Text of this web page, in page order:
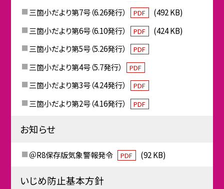
三箇小だより第7号（6.26発行）
PDF
(492 KB)
三箇小だより第6号（6.10発行）
PDF
(424 KB)
三箇小だより第5号（5.26発行）
PDF
三箇小だより第4号（5.7発行） PDF
三箇小だより第3号（4.24発行） PDF
三箇小だより第2号（4.16発行） PDF
お知らせ
＠R8保存版気象警報発令 PDF (92 KB)
いじめ防止基本方針